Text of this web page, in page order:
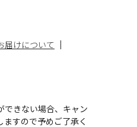
届けについて
きない場合、キャン
すので予めご了承く